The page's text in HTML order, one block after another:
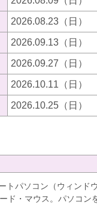
2026.08.23（日）
2026.09.13（日）
2026.09.27（日）
2026.10.11（日）
2026.10.25（日）
トパソコン（ウィンド
ド・マウス。パソコン